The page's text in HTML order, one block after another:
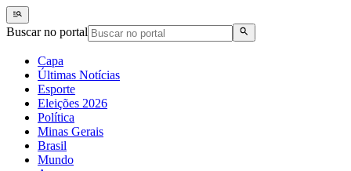
Buscar no portal
Capa
Últimas Notícias
Esporte
Eleições 2026
Política
Minas Gerais
Brasil
Mundo